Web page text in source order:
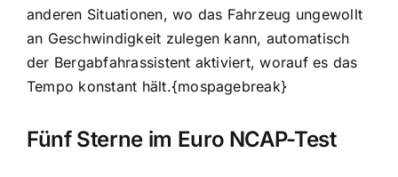
anderen Situationen, wo das Fahrzeug ungewollt
an Geschwindigkeit zulegen kann, automatisch
der Bergabfahrassistent aktiviert, worauf es das
Tempo konstant hält.{mospagebreak}
Fünf Sterne im Euro NCAP-Test